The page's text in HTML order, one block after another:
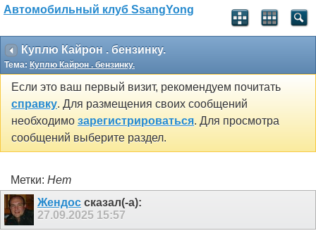
Автомобильный клуб SsangYong
Куплю Кайрон . бензинку.
Тема: Куплю Кайрон . бензинку.
Если это ваш первый визит, рекомендуем почитать
справку. Для размещения своих сообщений
необходимо зарегистрироваться. Для просмотра
сообщений выберите раздел.
Метки: Нет
Жендоссказал(-а):
27.09.2025 15:57